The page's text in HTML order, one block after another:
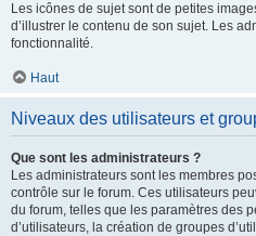
Les icônes de sujet sont de petites
d’illustrer le contenu de son sujet. Les
fonctionnalité.
Haut
Niveaux des utilisateurs et
Que sont les administrateurs ?
Les administrateurs sont les membres
contrôle sur le forum. Ces utilisateurs
du forum, telles que les paramètres des
d’utilisateurs, la création de groupes